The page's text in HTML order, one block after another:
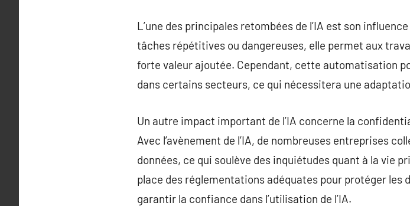
L’une des principales retombées de l’IA est son
tâches répétitives ou dangereuses, elle permet aux
forte valeur ajoutée. Cependant, cette automatisation
dans certains secteurs, ce qui nécessitera une
Un autre impact important de l’IA concerne la
Avec l’avènement de l’IA, de nombreuses entreprises
données, ce qui soulève des inquiétudes quant à la vie
place des réglementations adéquates pour protéger les
garantir la confiance dans l’utilisation de l’IA.